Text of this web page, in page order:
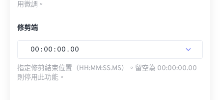
用微調。
修剪端
00 : 00 : 00 . 00
指定修剪結束位置（HH:MM:SS.MS）。留空為 00:00:00.00
則停用此功能。